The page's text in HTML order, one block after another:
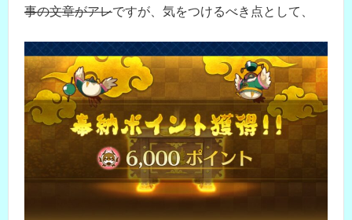
事の文章がアレですが、気をつけるべき点として、